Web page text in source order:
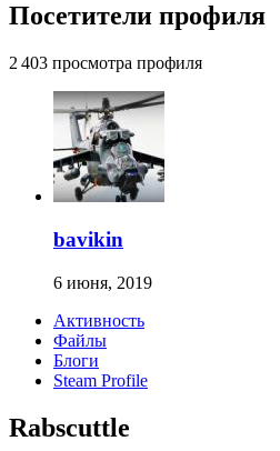
Посетители профиля
2 403 просмотра профиля
bavikin
6 июня, 2019
Активность
Файлы
Блоги
Steam Profile
Rabscuttle